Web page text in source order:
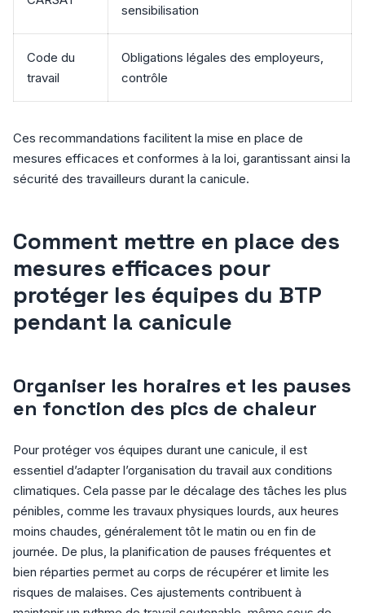
sensibilisation
Code du
travail
Obligations légales des employeurs,
contrôle
Ces recommandations facilitent la mise en place de
mesures efficaces et conformes à la loi, garantissant ainsi la
sécurité des travailleurs durant la canicule.
Comment mettre en place des
mesures efficaces pour
protéger les équipes du BTP
pendant la canicule
Organiser les horaires et les pauses
en fonction des pics de chaleur
Pour protéger vos équipes durant une canicule, il est
essentiel d’adapter l’organisation du travail aux conditions
climatiques. Cela passe par le décalage des tâches les plus
pénibles, comme les travaux physiques lourds, aux heures
moins chaudes, généralement tôt le matin ou en fin de
journée. De plus, la planification de pauses fréquentes et
bien réparties permet au corps de récupérer et limite les
risques de malaises. Ces ajustements contribuent à